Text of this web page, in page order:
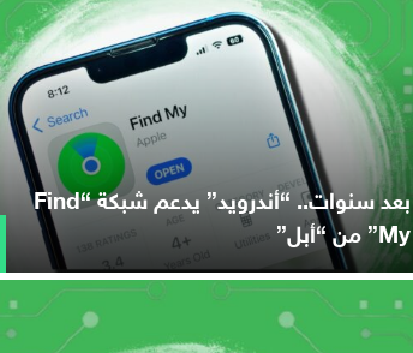
بعد سنوات.. “أندرويد” يدعم شبكة “Find
My” من “أبل”